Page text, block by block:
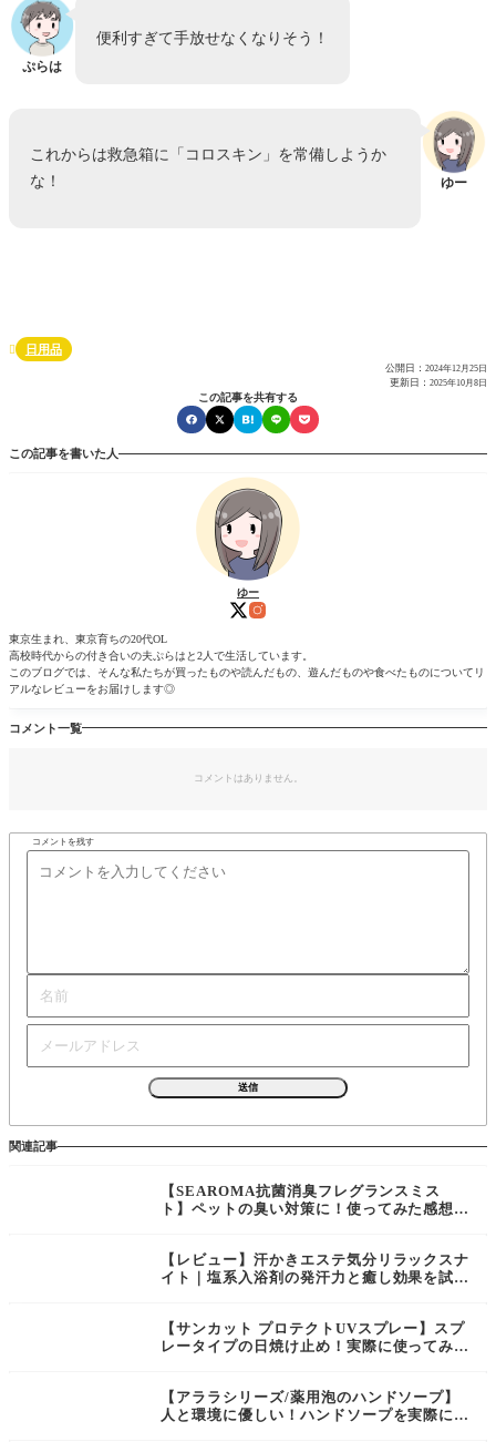
ぷらは
便利すぎて手放せなくなりそう！
ゆー
これからは救急箱に「コロスキン」を常備しようか
な！
 日用品
公開日： 2024年12月25日
更新日： 2025年10月8日
この記事を共有する
この記事を書いた人
ゆー
東京生まれ、東京育ちの20代OL
高校時代からの付き合いの夫ぷらはと2人で生活しています。
このブログでは、そんな私たちが買ったものや読んだもの、遊んだものや食べたものについてリ
アルなレビューをお届けします◎
コメント一覧
コメントはありません。
コメントを残す
関連記事
【SEAROMA抗菌消臭フレグランスミス
ト】ペットの臭い対策に！使ってみた感想を
【レビュー】汗かきエステ気分リラックスナ
イト｜塩系入浴剤の発汗力と癒し効果を試し
【サンカット プロテクトUVスプレー】スプ
レータイプの日焼け止め！実際に使ってみた
【アララシリーズ/薬用泡のハンドソープ】
人と環境に優しい！ハンドソープを実際に試